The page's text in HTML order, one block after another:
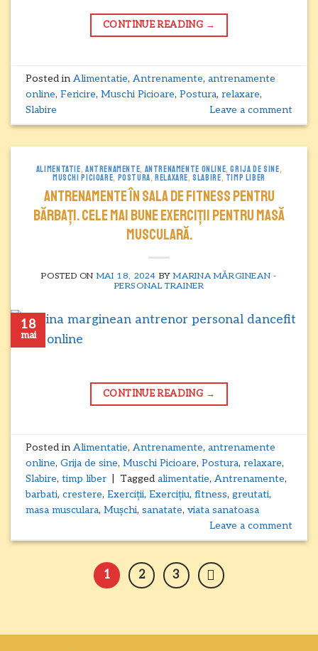
CONTINUE READING →
Posted inAlimentatie,Antrenamente,antrenamente
online,Fericire,Muschi Picioare,Postura,relaxare,
Slabire
Leave a comment
ALIMENTATIE,ANTRENAMENTE, ANTRENAMENTE ONLINE,GRIJA DE SINE,
MUSCHI PICIOARE, POSTURA,RELAXARE,SLABIRE, TIMP LIBER
Antrenamente în sala de fitness pentru
bărbați. Cele mai bune exerciții pentru masă
musculară.
POSTED ON MAI 18, 2024 BYMARINA MĂRGINEAN -
PERSONAL TRAINER
18
mai
CONTINUE READING →
Posted inAlimentatie,Antrenamente,antrenamente
online,Grija de sine,Muschi Picioare,Postura,relaxare,
Slabire,timp liber Taggedalimentatie,Antrenamente,
barbati,crestere,Exerciții,Exercițiu,fitness,greutati,
masa musculara,Mușchi,sanatate,viata sanatoasa
Leave a comment
1 2 3